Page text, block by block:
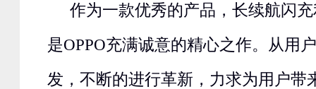
作为一款优秀的产品，长续航闪充
是OPPO充满诚意的精心之作。从用
发，不断的进行革新，力求为用户带